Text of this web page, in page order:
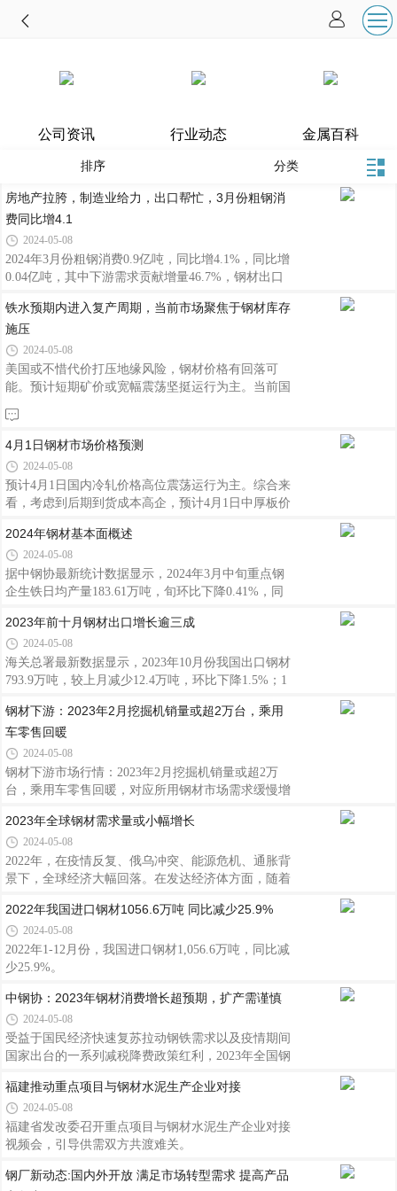
公司资讯 行业动态 金属百科
排序 分类
房地产拉胯，制造业给力，出口帮忙，3月份粗钢消
费同比增4.1
2024-05-08
2024年3月份粗钢消费0.9亿吨，同比增4.1%，同比增
0.04亿吨，其中下游需求贡献增量46.7%，钢材出口
他运输设备行业，均超过10%以上。客车制造用钢9.1
吨，环比增88.8%， 同比增11%。3 月份热轧板118.7
万吨，同比增0.6% ； 3月份冷轧板119.6万吨，同比
增1.2%。3月份镀锌板80.7万吨，同比增6.5%。
铁水预期内进入复产周期，当前市场聚焦于钢材库存
施压
2024-05-08
美国或不惜代价打压地缘风险，钢材价格有回落可
能。预计短期矿价或宽幅震荡坚挺运行为主。当前国
4月1日钢材市场价格预测
2024-05-08
预计4月1日国内冷轧价格高位震荡运行为主。综合来
看，考虑到后期到货成本高企，预计4月1日中厚板价
衡，废钢价格持稳为主。
2024年钢材基本面概述
2024-05-08
据中钢协最新统计数据显示，2024年3月中旬重点钢
企生铁日均产量183.61万吨，旬环比下降0.41%，同
万吨，旬环比下降0.51%，同比下降9.12%；3月中旬
重点钢企钢材日均产量196.52万吨，旬环比上升
1.95%，同比下降8.05%。近期钢材市场波动明显，存
在追涨杀跌现象，放大波动幅度，不利于钢材市场平
2023年前十月钢材出口增长逾三成
2024-05-08
海关总署最新数据显示，2023年10月份我国出口钢材
793.9万吨，较上月减少12.4万吨，环比下降1.5%；1
34.8%。
钢材下游：2023年2月挖掘机销量或超2万台，乘用
车零售回暖
2024-05-08
钢材下游市场行情：2023年2月挖掘机销量或超2万
台，乘用车零售回暖，对应所用钢材市场需求缓慢增
2023年全球钢材需求量或小幅增长
2024-05-08
2022年，在疫情反复、俄乌冲突、能源危机、通胀背
景下，全球经济大幅回落。在发达经济体方面，随着
了世界经济衰退的风险。新兴市场和发展中经济体在
全球经济复苏受阻过程中也面临较大压力，多数国家
防疫能力和政策支持相对偏弱，俄乌冲突带来的粮
食、能源供应受阻和能源价格上升等问题对这些国家
内资本外流，迫使其更快地加息，从而重挫经济。值
得一提的是，虽然2022年中国经济增速出现一定回
落，但随着稳经济一揽子政策及接续措施逐步落地
2022年我国进口钢材1056.6万吨 同比减少25.9%
2024-05-08
2022年1-12月份，我国进口钢材1,056.6万吨，同比减
少25.9%。
中钢协：2023年钢材消费增长超预期，扩产需谨慎
2024-05-08
受益于国民经济快速复苏拉动钢铁需求以及疫情期间
国家出台的一系列减税降费政策红利，2023年全国钢
确定因素显著增多，在扩产和保供方面应保持相对谨
慎。
福建推动重点项目与钢材水泥生产企业对接
2024-05-08
福建省发改委召开重点项目与钢材水泥生产企业对接
视频会，引导供需双方共渡难关。
钢厂新动态:国内外开放 满足市场转型需求 提高产品